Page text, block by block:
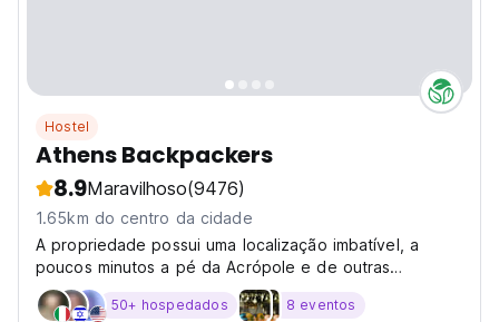
Hostel
Athens Backpackers
8.9Maravilhoso(9476)
1.65km do centro da cidade
A propriedade possui uma localização imbatível, a
poucos minutos a pé da Acrópole e de outras
atrações, bem como tecnologia inteligente e camas
cápsula privadas patenteadas com portas USB e
50+ hospedados 8 eventos